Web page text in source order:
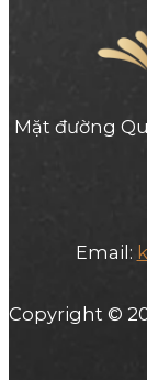
Mặt đường
Email:
Copyright ©